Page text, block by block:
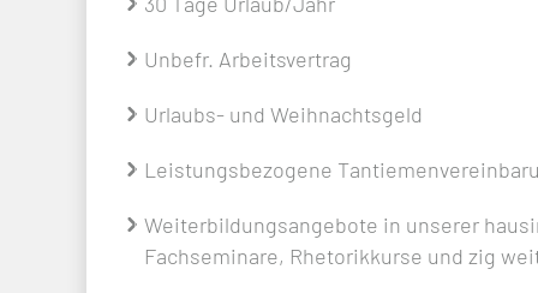
Unbefr. Arbeitsvertrag
Urlaubs- und Weihnachtsgeld
Leistungsbezogene
Weiterbildungsangebote in unserer
Fachseminare, Rhetorikkurse und zig